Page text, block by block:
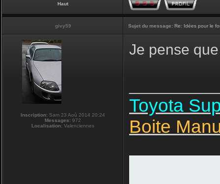
Haut
givy59 Sujet du message: Re: Idées pour le
Inscription: Sam 23 Aoû 2014 20:24
Messages: 972
Localisation: Valenciennes
Je pense
Toyota
Boite